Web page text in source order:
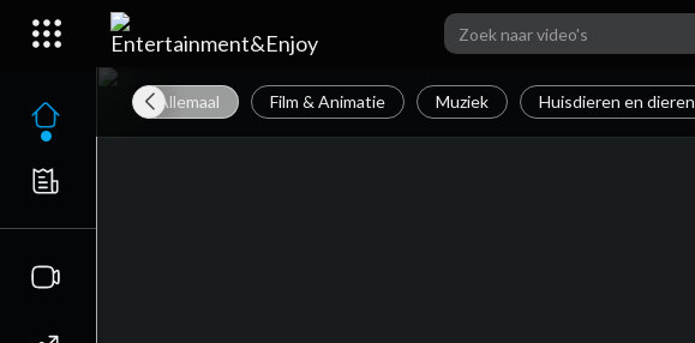
Allemaal Film & Animatie Muziek Huisdieren en dieren